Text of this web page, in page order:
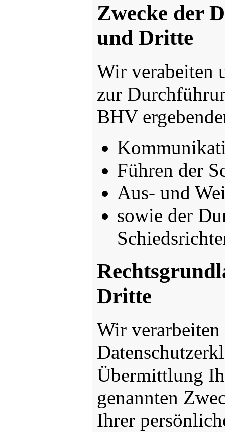
Zwecke der
und Dritte
Wir verabeiten
zur
BHV
Führen der
Aus- und
sowie der
Dritte
Wir verarbeiten
Übermittlung
genannten
Ihrer